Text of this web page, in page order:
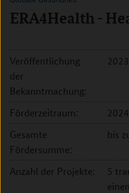
ERA4Health -
Veröffentlichung
der
Bekanntmachung:
2023
Förderzeitraum:
Gesamte
Fördersumme:
bis
Anzahl der Projekte:
5